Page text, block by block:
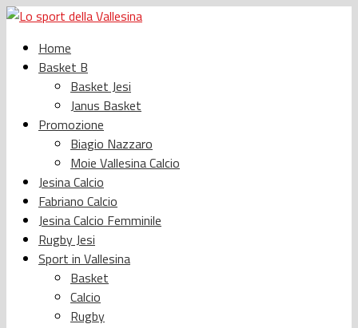
Home
Basket B
Basket Jesi
Janus Basket
Promozione
Biagio Nazzaro
Moie Vallesina Calcio
Jesina Calcio
Fabriano Calcio
Jesina Calcio Femminile
Rugby Jesi
Sport in Vallesina
Basket
Calcio
Rugby